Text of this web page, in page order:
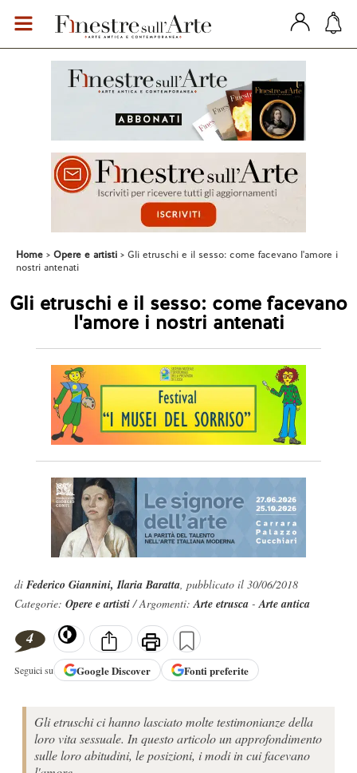
Home Opere e artisti
Gli etruschi e il sesso: come facevano l'amore i
nostri antenati
Gli etruschi e il sesso: come facevano
l'amore i nostri antenati
di Federico Giannini, Ilaria Baratta, pubblicato il 30/06/2018
Categorie: Opere e artisti/ Argomenti:Arte etrusca-Arte antica
4
Seguici su GoogleDiscover Fonti preferite
Gli etruschi ci hanno lasciato molte testimonianze della
loro vita sessuale. In questo articolo un approfondimento
sulle loro abitudini, le posizioni, i modi in cui facevano